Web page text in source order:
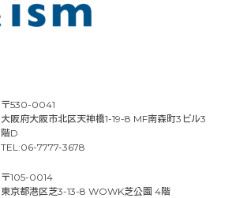
〒530-0041
大阪府大阪市北区天神橋1-19-8 MF南森町3ビル3
階D
TEL:06-7777-3678
〒105-0014
東京都港区芝3-13-8 WOWK芝公園 4階